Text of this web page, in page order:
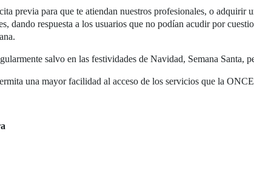
previa para que te atiendan nuestros profesionales, o
dando respuesta a los usuarios que no podían acudir por
salvo en las festividades de Navidad, Semana Santa,
una mayor facilidad al acceso de los servicios que la